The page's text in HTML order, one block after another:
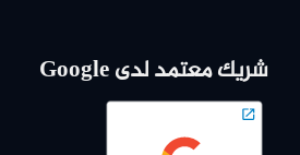
شريك معتمد لدى Google